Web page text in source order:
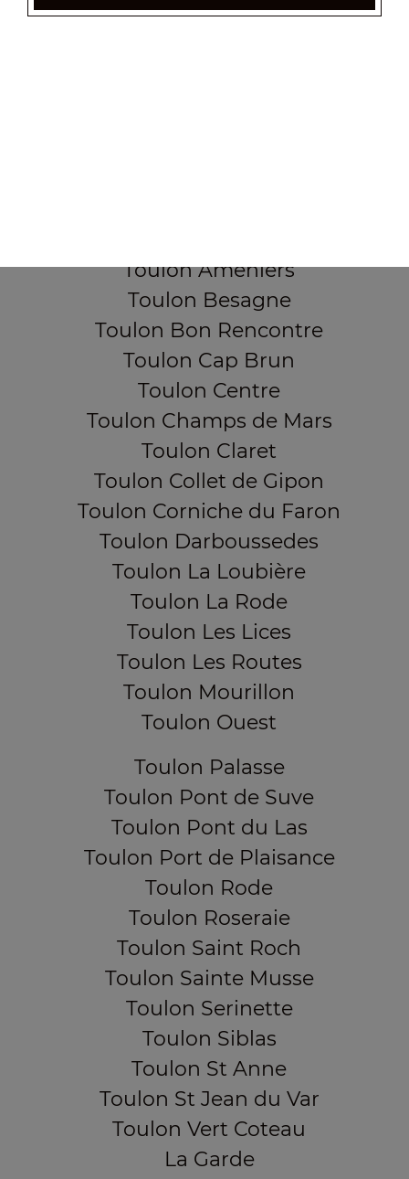
Toulon Ameniers
Toulon Besagne
Toulon Bon Rencontre
Toulon Cap Brun
Toulon Centre
Toulon Champs de Mars
Toulon Claret
Toulon Collet de Gipon
Toulon Corniche du Faron
Toulon Darboussedes
Toulon La Loubière
Toulon La Rode
Toulon Les Lices
Toulon Les Routes
Toulon Mourillon
Toulon Ouest
Toulon Palasse
Toulon Pont de Suve
Toulon Pont du Las
Toulon Port de Plaisance
Toulon Rode
Toulon Roseraie
Toulon Saint Roch
Toulon Sainte Musse
Toulon Serinette
Toulon Siblas
Toulon St Anne
Toulon St Jean du Var
Toulon Vert Coteau
La Garde